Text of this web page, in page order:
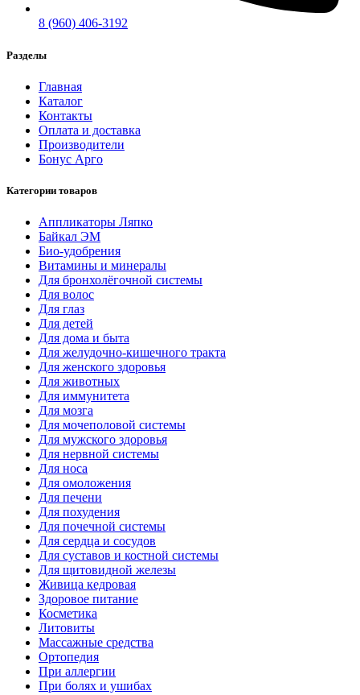
8 (960) 406-3192
Разделы
Главная
Каталог
Контакты
Оплата и доставка
Производители
Бонус Арго
Категории товаров
Аппликаторы Ляпко
Байкал ЭМ
Био-удобрения
Витамины и минералы
Для бронхолёгочной системы
Для волос
Для глаз
Для детей
Для дома и быта
Для желудочно-кишечного тракта
Для женского здоровья
Для животных
Для иммунитета
Для мозга
Для мочеполовой системы
Для мужского здоровья
Для нервной системы
Для носа
Для омоложения
Для печени
Для похудения
Для почечной системы
Для сердца и сосудов
Для суставов и костной системы
Для щитовидной железы
Живица кедровая
Здоровое питание
Косметика
Литовиты
Массажные средства
Ортопедия
При аллергии
При болях и ушибах